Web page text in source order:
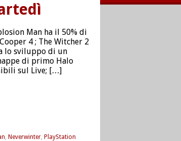
Man ha il 50% di
4 ; The Witcher 2
lo sviluppo di un
di primo Halo
sul Live; […]
, Neverwinter, PlayStation